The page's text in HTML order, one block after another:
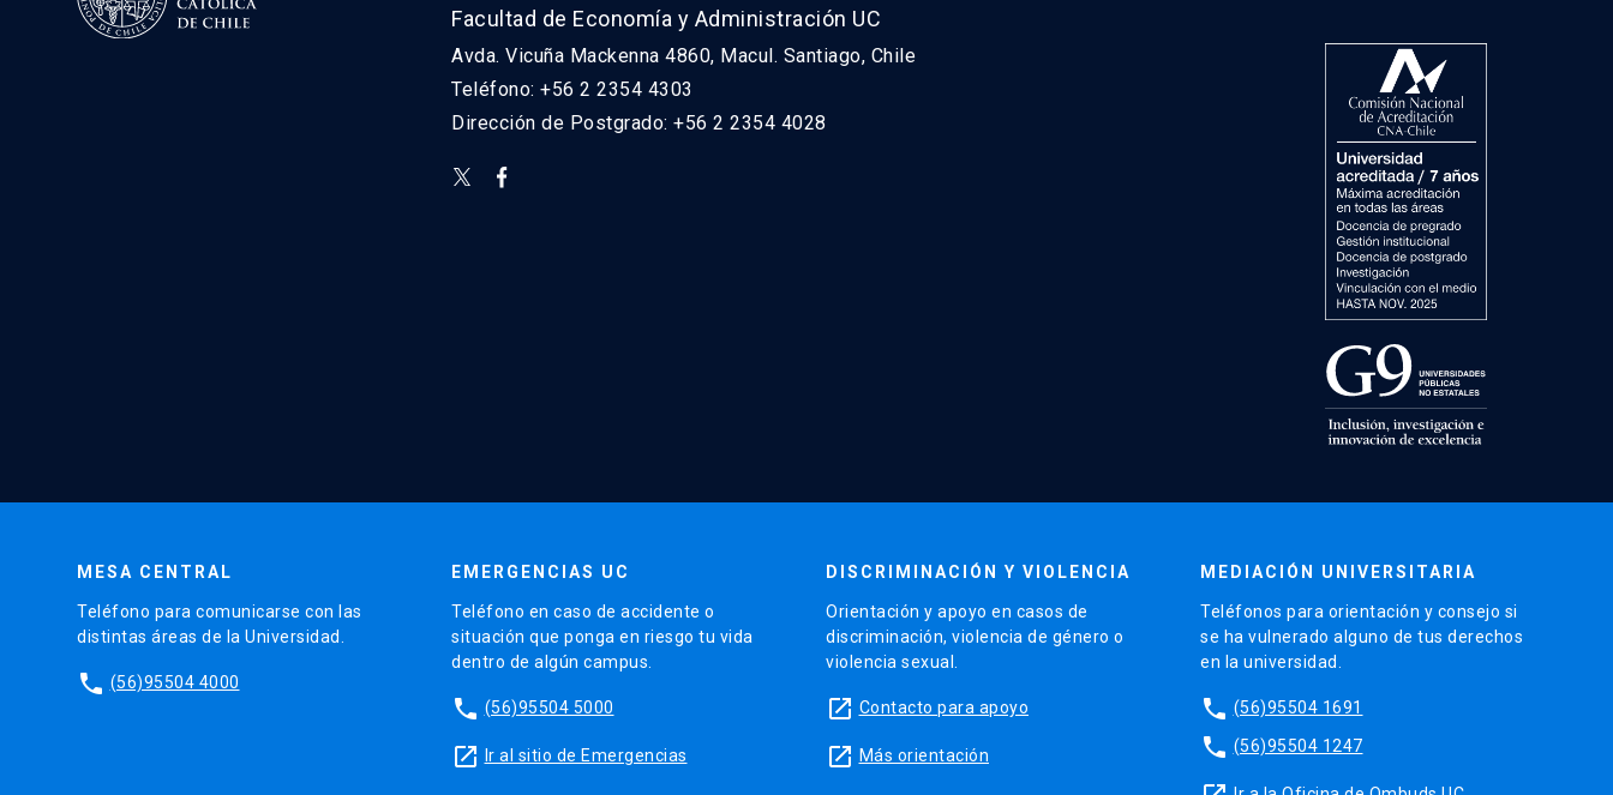
Facultad de Economía y Administración UC
Avda. Vicuña Mackenna 4860, Macul. Santiago, Chile
Teléfono: +56 2 2354 4303
Dirección de Postgrado: +56 2 2354 4028
MESA CENTRAL
Teléfono para comunicarse con las
distintas áreas de la Universidad.
phone (56)95504 4000
EMERGENCIAS UC
Teléfono en caso de accidente o
situación que ponga en riesgo tu vida
dentro de algún campus.
phone (56)95504 5000
launch Ir al sitio de Emergencias
DISCRIMINACIÓN Y VIOLENCIA
Orientación y apoyo en casos de
discriminación, violencia de género o
violencia sexual.
launch Contacto para apoyo
launch Más orientación
MEDIACIÓN UNIVERSITARIA
Teléfonos para orientación y consejo si
se ha vulnerado alguno de tus derechos
en la universidad.
phone (56)95504 1691
phone (56)95504 1247